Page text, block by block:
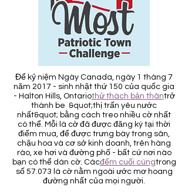
Để kỷ niệm Ngày Canada, ngày 1 tháng 7
năm 2017 - sinh nhật thứ 150 của quốc gia
- Halton Hills, Ontariothử thách bản thântrở
thành be &quot;thị trấn yêu nước
nhất&quot; bằng cách treo nhiều cờ nhất
có thể. Mỗi lá cờ đã được đăng ký tại thời
điểm mua, để được trưng bày trong sân,
chậu hoa và cơ sở kinh doanh, trên hàng
rào, xe hơi và đường phố - bất cứ nơi nào
bạn có thể dán cờ. Cácđếm cuối cùngtrong
số 57.073 lá cờ nằm ngoài ước mơ hoang
đường nhất của mọi người.